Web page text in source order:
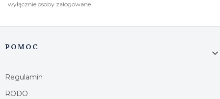
wyłącznie osoby zalogowane.
Linki w stopce
POMOC
Regulamin
RODO